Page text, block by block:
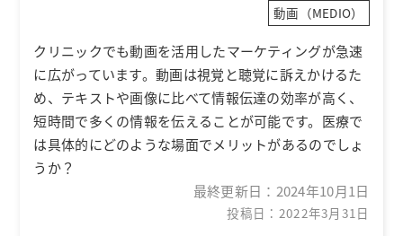
動画（MEDIO）
クリニックでも動画を活用したマーケティングが急速
に広がっています。動画は視覚と聴覚に訴えかけるた
め、テキストや画像に比べて情報伝達の効率が高く、
短時間で多くの情報を伝えることが可能です。医療で
は具体的にどのような場面でメリットがあるのでしょ
うか？
最終更新日： 2024年10月1日
投稿日：2022年3月31日